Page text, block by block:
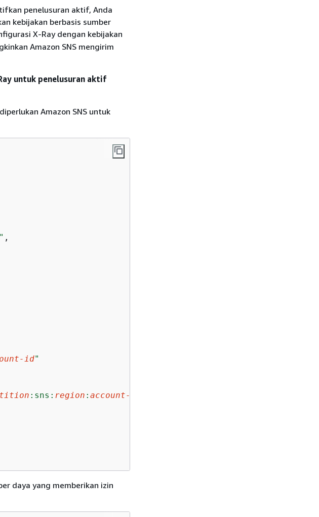
penelusuran aktif, Anda
kebijakan berbasis sumber
X-Ray dengan kebijakan
Amazon SNS mengirim
untuk penelusuran aktif
Amazon SNS untuk
,
id"
:sns: region : account-id
daya yang memberikan izin